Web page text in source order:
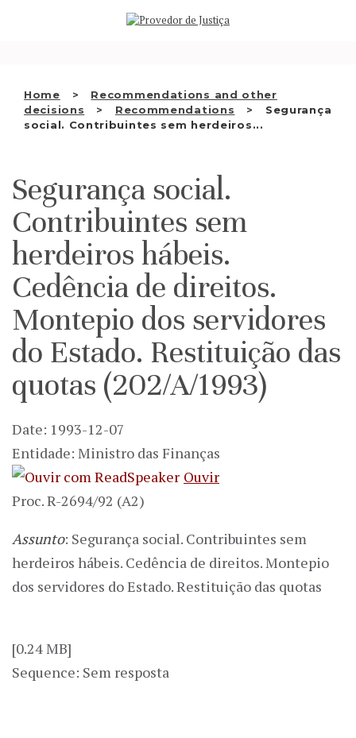
Home
Recommendations and other
decisions
Recommendations
Segurança
social. Contribuintes sem herdeiros...
WHO WE ARE
INSTITUTION
EN
Segurança social.
Contribuintes sem
herdeiros hábeis.
Cedência de direitos.
Montepio dos servidores
do Estado. Restituição das
quotas (202/A/1993)
Date: 1993-12-07
Entidade: Ministro das Finanças
Ouvir
Proc. R-2694/92 (A2)
Assunto: Segurança social. Contribuintes sem
herdeiros hábeis. Cedência de direitos. Montepio
dos servidores do Estado. Restituição das quotas
[0.24 MB]
Sequence: Sem resposta